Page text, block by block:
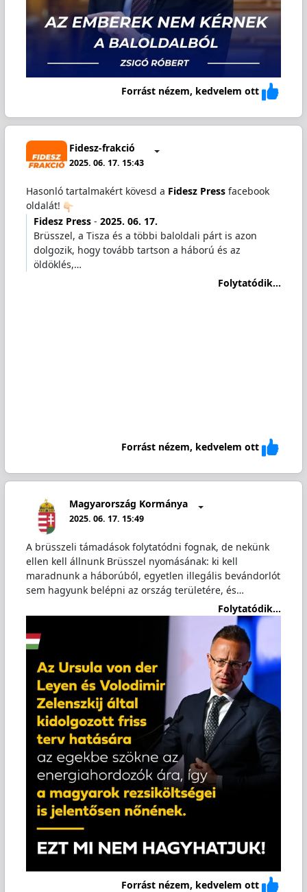
Forrást nézem, kedvelem ott
Fidesz-frakció
2025. 06. 17. 15:43
Hasonló tartalmakért kövesd a Fidesz Pressfacebook
oldalát!
Fidesz Press- 2025. 06. 17.
Brüsszel, a Tisza és a többi baloldali párt is azon
dolgozik, hogy tovább tartson a háború és az
öldöklés,…
Folytatódik...
Forrást nézem, kedvelem ott
Magyarország Kormánya
2025. 06. 17. 15:49
A brüsszeli támadások folytatódni fognak, de nekünk
ellen kell állnunk Brüsszel nyomásának: ki kell
maradnunk a háborúból, egyetlen illegális bevándorlót
sem hagyunk belépni az ország területére, és…
Folytatódik...
Forrást nézem, kedvelem ott